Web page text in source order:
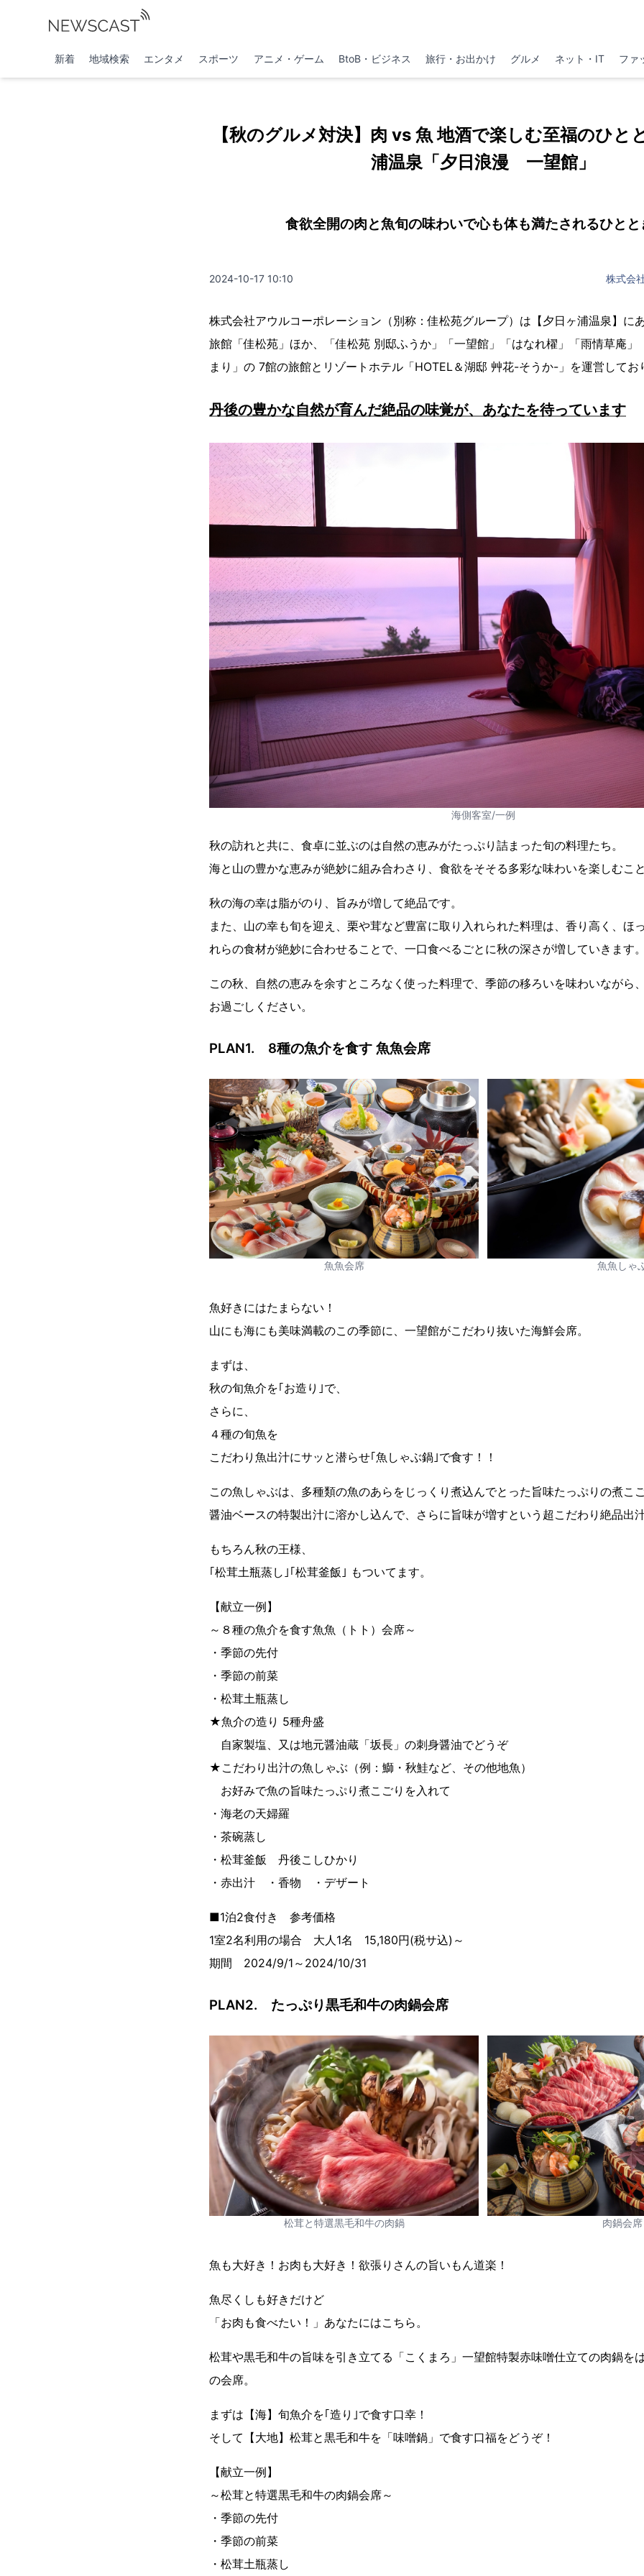
新着 地域検索 エンタメ スポーツ アニメ・ゲーム BtoB・ビジネス 旅行・お出かけ グルメ ネット・IT ファ
【秋のグルメ対決】肉 vs 魚 地酒で楽しむ至福のひと
浦温泉「夕日浪漫 一望館」
食欲全開の肉と魚旬の味わいで心も体も満たされるひとと
2024-10-17 10:10 株式会
株式会社アウルコーポレーション（別称：佳松苑グループ）は【夕日ヶ浦温泉】に
旅館「佳松苑」ほか、「佳松苑 別邸ふうか」「一望館」「はなれ櫂」「雨情草庵」
まり」の 7館の旅館とリゾートホテル「HOTEL＆湖邸 艸花-そうか-」を運営してお
丹後の豊かな自然が育んだ絶品の味覚が、あなたを待っています
海側客室/一例
秋の訪れと共に、食卓に並ぶのは自然の恵みがたっぷり詰まった旬の料理たち。
海と山の豊かな恵みが絶妙に組み合わさり、食欲をそそる多彩な味わいを楽しむこと
秋の海の幸は脂がのり、旨みが増して絶品です。
また、山の幸も旬を迎え、栗や茸など豊富に取り入れられた料理は、香り高く、ほ
れらの食材が絶妙に合わせることで、一口食べるごとに秋の深さが増していきます。
この秋、自然の恵みを余すところなく使った料理で、季節の移ろいを味わいながら
お過ごしください。
PLAN1. 8種の魚介を食す 魚魚会席
魚魚会席 魚魚しゃ
魚好きにはたまらない！
山にも海にも美味満載のこの季節に、一望館がこだわり抜いた海鮮会席。
まずは、
秋の旬魚介を｢お造り｣で、
さらに、
４種の旬魚を
こだわり魚出汁にサッと潜らせ｢魚しゃぶ鍋｣で食す！！
この魚しゃぶは、多種類の魚のあらをじっくり煮込んでとった旨味たっぷりの煮こご
醤油ベースの特製出汁に溶かし込んで、さらに旨味が増すという超こだわり絶品出汁
もちろん秋の王様、
｢松茸土瓶蒸し｣｢松茸釜飯｣ もついてます。
【献立一例】
～８種の魚介を食す魚魚（トト）会席～
・季節の先付
・季節の前菜
・松茸土瓶蒸し
★魚介の造り 5種舟盛
自家製塩、又は地元醤油蔵「坂長」の刺身醤油でどうぞ
★こだわり出汁の魚しゃぶ（例：鰤・秋鮭など、その他地魚）
お好みで魚の旨味たっぷり煮こごりを入れて
・海老の天婦羅
・茶碗蒸し
・松茸釜飯 丹後こしひかり
・赤出汁 ・香物 ・デザート
■1泊2食付き 参考価格
1室2名利用の場合 大人1名 15,180円(税サ込)～
期間 2024/9/1～2024/10/31
PLAN2. たっぷり黒毛和牛の肉鍋会席
松茸と特選黒毛和牛の肉鍋 肉鍋会席
魚も大好き！お肉も大好き！欲張りさんの旨いもん道楽！
魚尽くしも好きだけど
「お肉も食べたい！」あなたにはこちら。
松茸や黒毛和牛の旨味を引き立てる「こくまろ」一望館特製赤味噌仕立ての肉鍋を
の会席。
まずは【海】旬魚介を｢造り｣で食す口幸！
そして【大地】松茸と黒毛和牛を「味噌鍋」で食す口福をどうぞ！
【献立一例】
～松茸と特選黒毛和牛の肉鍋会席～
・季節の先付
・季節の前菜
・松茸土瓶蒸し